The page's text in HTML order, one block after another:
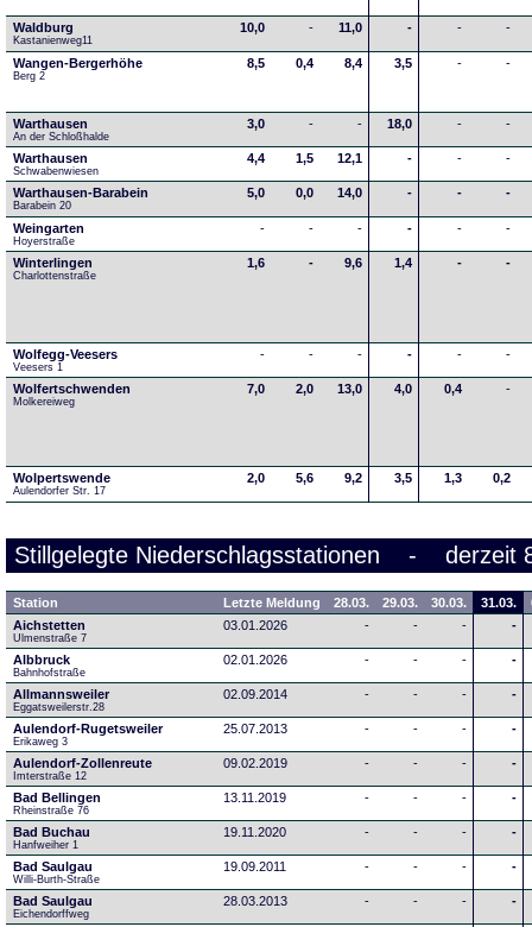
Waldburg
Kastanienweg11
10,0 - 11,0 - - -
Wangen-Bergerhöhe
Berg 2
8,5 0,4 8,4 3,5 - -
Warthausen
An der Schloßhalde
3,0 - - 18,0 - -
Warthausen
Schwabenwiesen
4,4 1,5 12,1 - - -
Warthausen-Barabein
Barabein 20
5,0 0,0 14,0 - - -
Weingarten
Hoyerstraße
- - - - - -
Winterlingen
Charlottenstraße
1,6 - 9,6 1,4 - -
Wolfegg-Veesers
Veesers 1
- - - - - -
Wolfertschwenden
Molkereiweg
7,0 2,0 13,0 4,0 0,4 -
Wolpertswende
Aulendorfer Str. 17
2,0 5,6 9,2 3,5 1,3 0,2
Stillgelegte Niederschlagsstationen - derzeit
Station Letzte Meldung 28.03. 29.03. 30.03. 31.03.
Aichstetten
Ulmenstraße 7
03.01.2026 - - - -
Albbruck
Bahnhofstraße
02.01.2026 - - - -
Allmannsweiler
Eggatsweilerstr.28
02.09.2014 - - - -
Aulendorf-Rugetsweiler
Erikaweg 3
25.07.2013 - - - -
Aulendorf-Zollenreute
Imterstraße 12
09.02.2019 - - - -
Bad Bellingen
Rheinstraße 76
13.11.2019 - - - -
Bad Buchau
Hanfweiher 1
19.11.2020 - - - -
Bad Saulgau
Willi-Burth-Straße
19.09.2011 - - - -
Bad Saulgau
Eichendorffweg
28.03.2013 - - - -